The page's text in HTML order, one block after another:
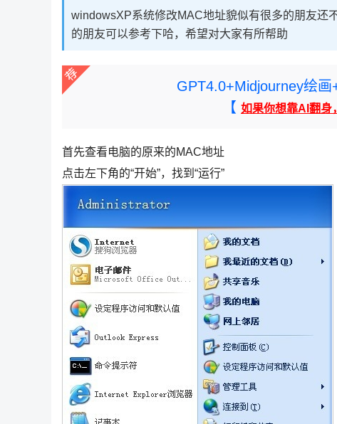
windowsXP系统修改MAC地址貌似有很多的朋友还
的朋友可以参考下哈，希望对大家有所帮助
GPT4.0+Midjourney绘画
【 如果你想靠AI翻身
首先查看电脑的原来的MAC地址
点击左下角的“开始”，找到“运行”